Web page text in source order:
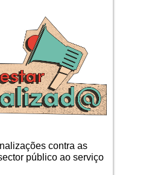
contra as
público ao serviço